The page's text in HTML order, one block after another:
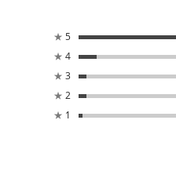
★ 5
★ 4
★ 3
★ 2
★ 1